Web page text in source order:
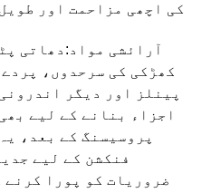
کی اچھی مزاحمت اور
آرائشی مواد: دھاتی
کھڑکی کی سرحدوں،
پینلز اور دیگر
اجزاء بنانے کے لیے
پروسیسنگ کے بعد،
فنکشن کے لیے
ضروریات کو پورا کرنے